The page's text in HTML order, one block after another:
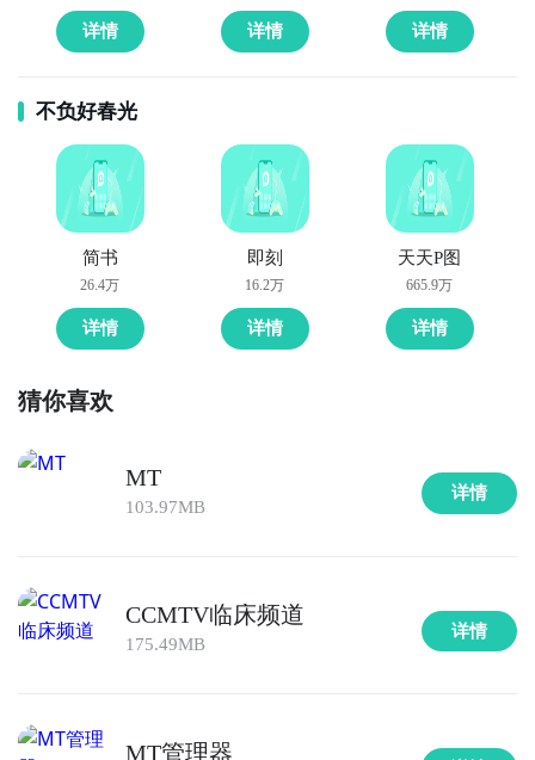
详情 详情 详情
不负好春光
简书
26.4万
详情
即刻
16.2万
详情
天天P图
665.9万
详情
猜你喜欢
MT
103.97MB
详情
CCMTV临床频道
175.49MB
详情
MT管理器